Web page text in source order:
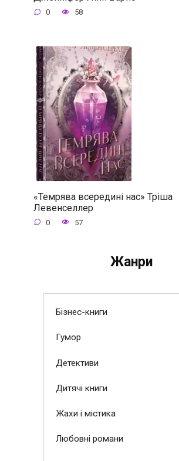
0 58
«Темрява всередині нас» Тріша
Левенселлер
0 57
Жанри
Бізнес-книги
Гумор
Детективи
Дитячі книги
Жахи і містика
Любовні романи